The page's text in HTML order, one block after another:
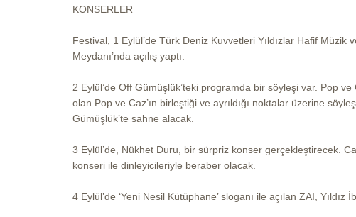
KONSERLER
Festival, 1 Eylül’de Türk Deniz Kuvvetleri Yıldızlar Hafif
Meydanı’nda açılış yaptı.
2 Eylül’de Off Gümüşlük’teki programda bir söyleşi var. Pop
olan Pop ve Caz’ın birleştiği ve ayrıldığı noktalar üzerine
Gümüşlük’te sahne alacak.
3 Eylül’de, Nükhet Duru, bir sürpriz konser gerçekleştirecek.
konseri ile dinleyicileriyle beraber olacak.
4 Eylül’de ‘Yeni Nesil Kütüphane’ sloganı ile açılan ZAI,